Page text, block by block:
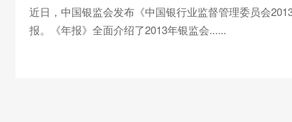
近日，中国银监会发布《中国银行业监督管理委员会
报。《年报》全面介绍了2013年银监会......